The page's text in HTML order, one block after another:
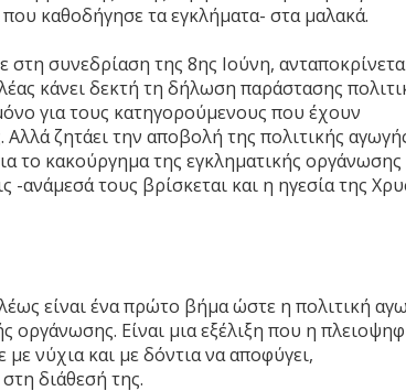
καθοδήγησε τα εγκλήματα- στα μαλακά.
συνεδρίαση της 8ης Ιούνη,
κάνει δεκτή τη δήλωση παράστασης
για τους κατηγορούμενους που έχουν
Αλλά ζητάει την αποβολή της πολιτικής
το κακούργημα της εγκληματικής οργάνωσης
-ανάμεσά τους βρίσκεται και η ηγεσία της
είναι ένα πρώτο βήμα ώστε η πολιτική
οργάνωσης. Είναι μια εξέλιξη που η
νύχια και με δόντια να αποφύγει,
διάθεσή της.